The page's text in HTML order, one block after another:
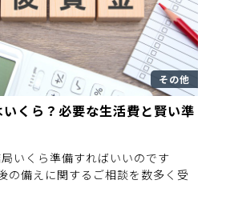
その他
くら？必要な生活費と賢い準
局いくら準備すればいいのです
の備えに関するご相談を数多く受